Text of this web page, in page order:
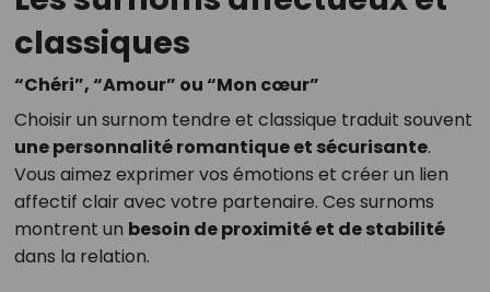
classiques
“Chéri”, “Amour” ou “Mon cœur”
Choisir un surnom tendre et classique traduit souvent
une personnalité romantique et sécurisante.
Vous aimez exprimer vos émotions et créer un lien
affectif clair avec votre partenaire. Ces surnoms
montrent un besoin de proximité et de stabilité
dans la relation.